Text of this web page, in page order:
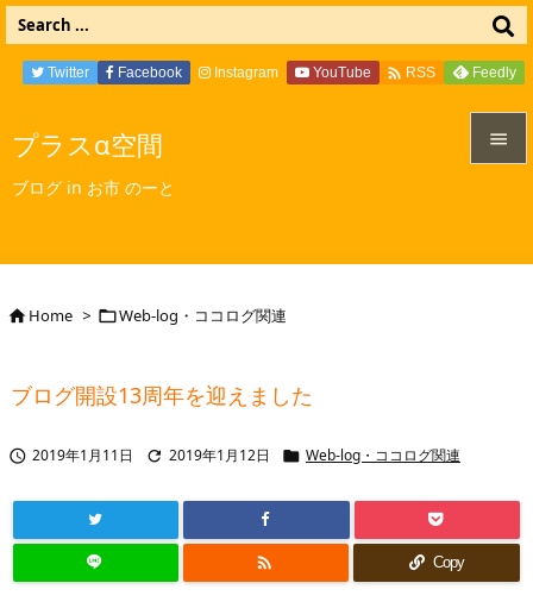
プラスα空間
ブログ in お市 のーと

Twitter Facebook Instagram YouTube  RSS Feedly
Home > Web-log・ココログ関連
ブログ開設13周年を迎えました
 2019年1月11日  2019年1月12日  Web-log・ココログ関連
 Copy